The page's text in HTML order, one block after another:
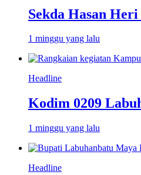
Sekda Hasan
1 minggu yang lalu
Headline
Kodim 0209
1 minggu yang lalu
Headline